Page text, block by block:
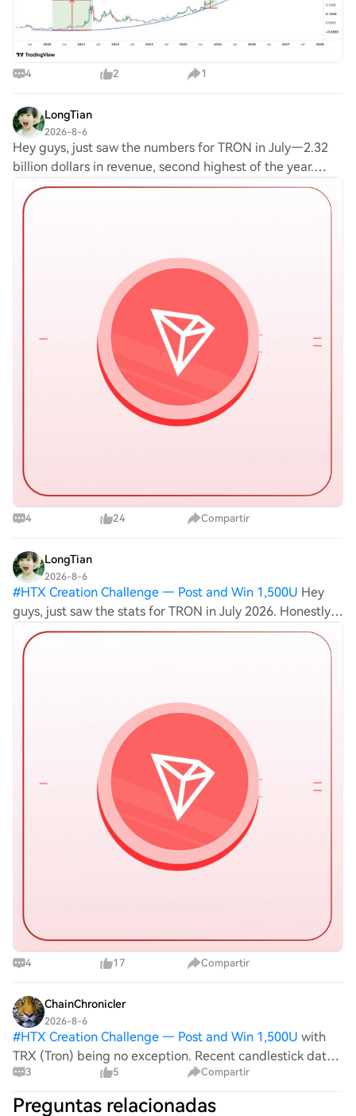
4 2 1
LongTian
2026-8-6
Hey guys, just saw the numbers for TRON in July—2.32
billion dollars in revenue, second highest of the year.
That’s wild, considering I've been watching this space for
a while. TBH, it's kinda surpris
4 24 Compartir
LongTian
2026-8-6
#HTX Creation Challenge — Post and Win 1,500U Hey
guys, just saw the stats for TRON in July 2026. Honestly,
the $232M monthly revenue is pretty impressive... tbh I
was a bit skeptical at first but seeing those 25+ million
4 17 Compartir
ChainChronicler
2026-8-6
#HTX Creation Challenge — Post and Win 1,500U with
TRX (Tron) being no exception. Recent candlestick data
suggests a slight decline in TRX's value, presenting
potential trading opportunities for savvy investors amid
3 5 Compartir
Preguntas relacionadas